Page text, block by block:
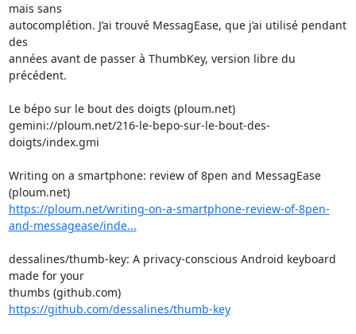
mais sans
autocomplétion. J’ai trouvé MessagEase, que j’ai utilisé pendant
des
années avant de passer à ThumbKey, version libre du
précédent.
Le bépo sur le bout des doigts (ploum.net)
gemini://ploum.net/216-le-bepo-sur-le-bout-des-
doigts/index.gmi
Writing on a smartphone: review of 8pen and MessagEase
(ploum.net)
https://ploum.net/writing-on-a-smartphone-review-of-8pen-
and-messagease/inde...
dessalines/thumb-key: A privacy-conscious Android keyboard
made for your
thumbs (github.com)
https://github.com/dessalines/thumb-key